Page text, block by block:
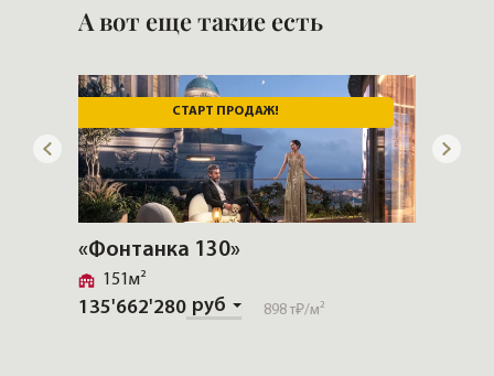
А вот еще такие есть
СТАРТ ПРОДАЖ!
«Фонтанка 130»
135'662'280 руб 898 т₽/м²
151м²